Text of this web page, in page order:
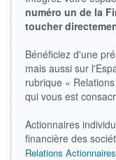
RENDEMENT
ESTIMÉ 2026
-
DERNIER
ÉCHANGE
25.06.26 /
ÉLIGIBILITÉ
Non éligible
numéro un de la
toucher
Bénéficiez d'une
mais aussi sur
rubrique «
qui vous est
Actionnaires
financière des
Relations Actionnaires